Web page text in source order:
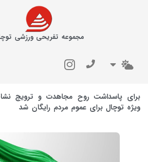
مجموعه تفریحی ورزشی
برای پاسداشت روح مجاهدت و ترویج
ویژه توچال برای عموم مردم رایگان شد